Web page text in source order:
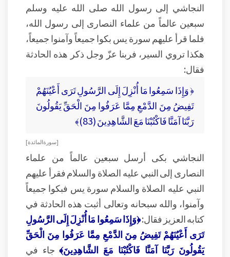
النجاشي إلى رسول الله صلى الله عليه وسلم
سبعين عالماً من علماء النصارى إلى رسول الله،
فلما قرأ عليهم سورة يس بكوا جميعاً وآمنوا جميعاً،
هكذا تروي السير، فربنا عزّ وجل ذكر هذه الحادثة
فقال:
﴿ وَإِذَا سَمِعُوا مَا أُنْزِلَ إِلَى الرَّسُولِ تَرَى أَعْيُنَهُمْ
تَفِيضُ مِنَ الدَّمْعِ مِمَّا عَرَفُوا مِنَ الْحَقِّ يَقُولُونَ
رَبَّنَا آمَنَّا فَاكْتُبْنَا مَعَ الشَّاهِدِينَ (83)﴾
[ سورة المائدة ]
النجاشي بكى أرسل سبعين عالماً من علماء
النصارى إلى النبي عليه الصلاة والسلام فقرأ عليهم
النبي عليه الصلاة والسلام سورة يس فبكوا جميعاً
وآمنوا، والله سبحانه وتعالى أثبت هذه الحادثة في
كتابه العزيز فقال:﴿وَإِذَا سَمِعُوا مَا أُنْزِلَ إِلَى الرَّسُولِ
تَرَى أَعْيُنَهُمْ تَفِيضُ مِنَ الدَّمْعِ مِمَّا عَرَفُوا مِنَ الْحَقِّ
يَقُولُونَ رَبَّنَا آمَنَّا فَاكْتُبْنَا مَعَ الشَّاهِدِينَ﴾ جاء في